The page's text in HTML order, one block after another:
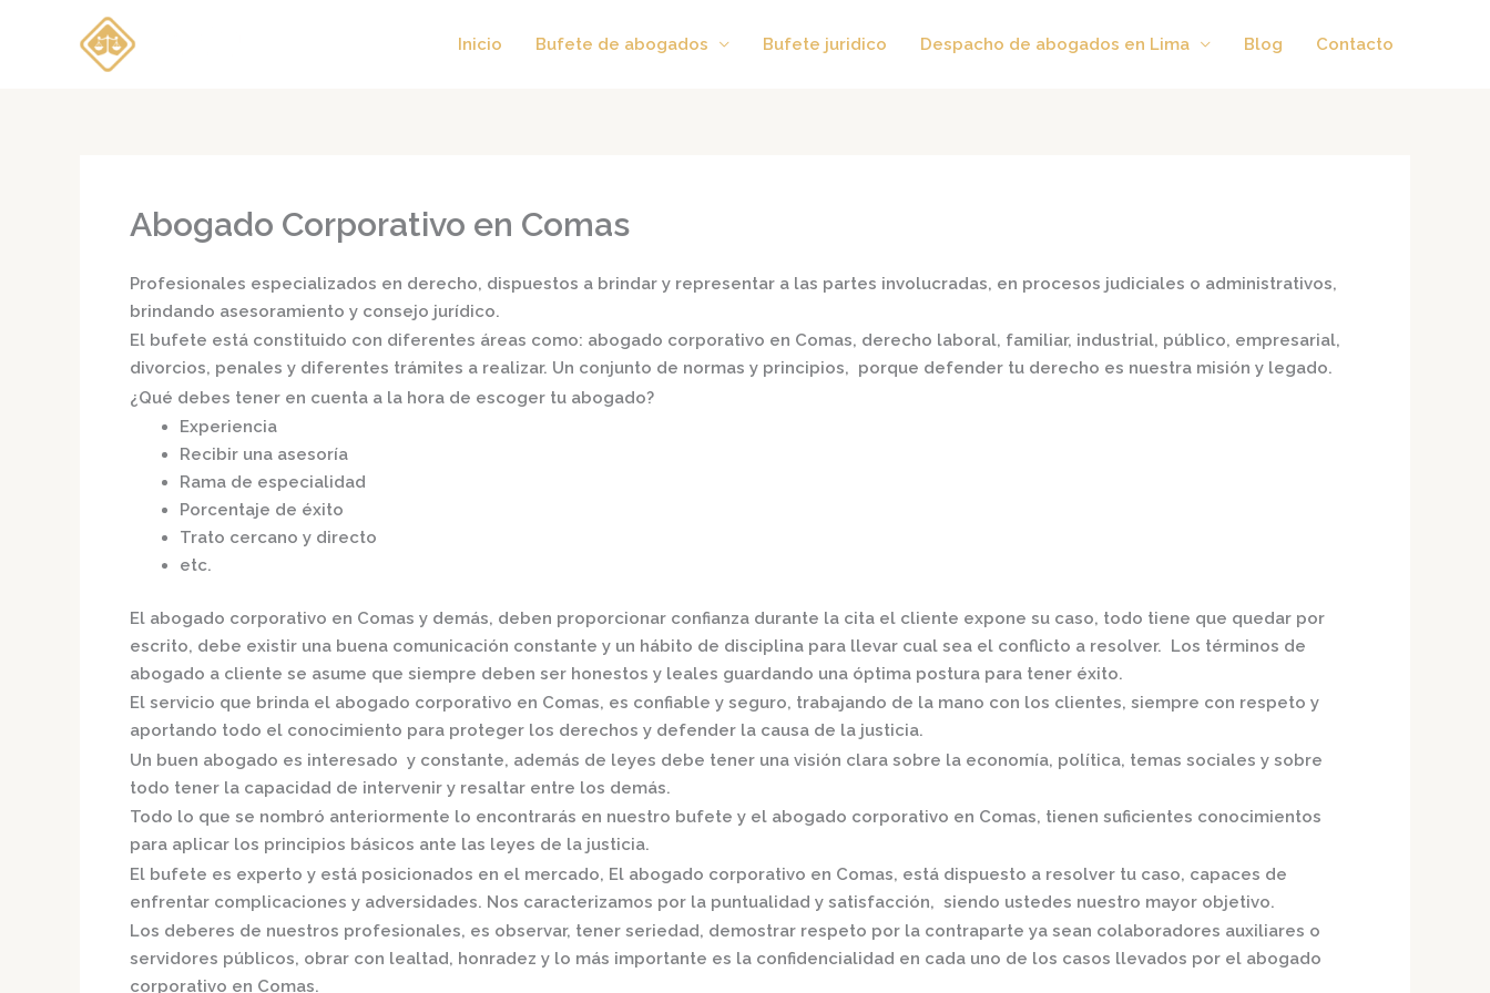
Inicio Bufete de abogados Bufete juridico Despacho de abogados en Lima Blog Contacto
Abogado Corporativo en Comas
Profesionales especializados en derecho, dispuestos a brindar y representar a las partes involucradas, en procesos judiciales o administrativos,
brindando asesoramiento y consejo jurídico.
El bufete está constituido con diferentes áreas como: abogado corporativo en Comas, derecho laboral, familiar, industrial, público, empresarial,
divorcios, penales y diferentes trámites a realizar. Un conjunto de normas y principios, porque defender tu derecho es nuestra misión y legado.
¿Qué debes tener en cuenta a la hora de escoger tu abogado?
Experiencia
Recibir una asesoría
Rama de especialidad
Porcentaje de éxito
Trato cercano y directo
etc.
El abogado corporativo en Comas y demás, deben proporcionar confianza durante la cita el cliente expone su caso, todo tiene que quedar por
escrito, debe existir una buena comunicación constante y un hábito de disciplina para llevar cual sea el conflicto a resolver. Los términos de
abogado a cliente se asume que siempre deben ser honestos y leales guardando una óptima postura para tener éxito.
El servicio que brinda el abogado corporativo en Comas, es confiable y seguro, trabajando de la mano con los clientes, siempre con respeto y
aportando todo el conocimiento para proteger los derechos y defender la causa de la justicia.
Un buen abogado es interesado y constante, además de leyes debe tener una visión clara sobre la economía, política, temas sociales y sobre
todo tener la capacidad de intervenir y resaltar entre los demás.
Todo lo que se nombró anteriormente lo encontrarás en nuestro bufete y el abogado corporativo en Comas, tienen suficientes conocimientos
para aplicar los principios básicos ante las leyes de la justicia.
El bufete es experto y está posicionados en el mercado, El abogado corporativo en Comas, está dispuesto a resolver tu caso, capaces de
enfrentar complicaciones y adversidades. Nos caracterizamos por la puntualidad y satisfacción, siendo ustedes nuestro mayor objetivo.
Los deberes de nuestros profesionales, es observar, tener seriedad, demostrar respeto por la contraparte ya sean colaboradores auxiliares o
servidores públicos, obrar con lealtad, honradez y lo más importante es la confidencialidad en cada uno de los casos llevados por el abogado
corporativo en Comas.